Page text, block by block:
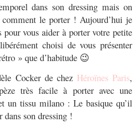
dans son dressing mais on
comment le porter ! Aujourd’hui je
pour vous aider à porter votre petite
choisi de vous présenter
» que d’habitude 😉
Cocker de chez Héroïnes Paris,
très facile à porter avec une
un tissu milano : Le basique qu’il
son dressing !